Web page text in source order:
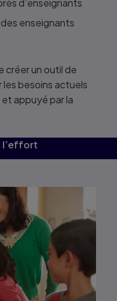
enseignants
créer un outil de
les besoins actuels
appuyé par la
l’effort